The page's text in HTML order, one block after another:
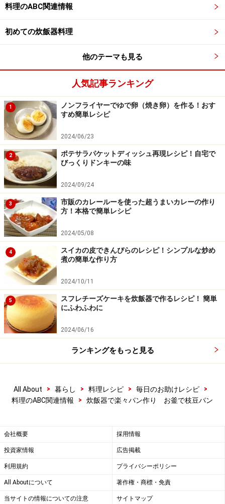
料理のABC関連情報
初めての炊飯器料理
他のテーマも見る
人気記事ランキング
1
ノンフライヤーでゆで卵（焼き卵）を作る！おす
すめ簡単レシピ
2024/06/23
2
ポテサラパケットディッシュ再現レシピ！自宅で
びっくりドンキーの味
2024/09/24
3
市販のカレールーを使った超うまいカレーの作り
方！本格で簡単レシピ
2024/05/08
4
スイカの皮できんぴらのレシピ！シンプルな炒め
煮の簡単な作り方
2024/10/11
5
スフレチーズケーキを炊飯器で作るレシピ！ 簡単
にふわふわに
2024/06/16
ランキングをもっと見る
All About > 暮らし > 料理レシピ > 毎日のお助けレシピ
>
料理のABC関連情報
> 炊飯器で楽々パン作り お釜で枝豆パン
会社概要 採用情報
投資家情報 広告掲載
利用規約 プライバシーポリシー
All Aboutについて 著作権・商標・免責
当サイトの情報についての注意 サイトマップ